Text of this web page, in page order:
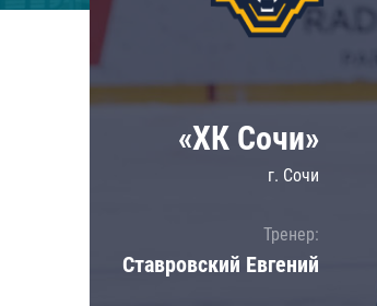
Локомотив
ЦСКА
Шанхайские
«ХК Сочи»
г. Сочи
Тренер:
Ставровский Евгений